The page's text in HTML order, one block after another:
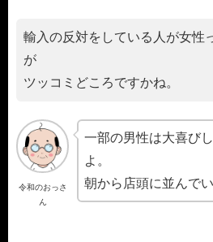
輸入の反対をしている人が女性
が
ツッコミどころですかね。
令和のおっさ
ん
一部の男性は大喜び
よ。
朝から店頭に並んで